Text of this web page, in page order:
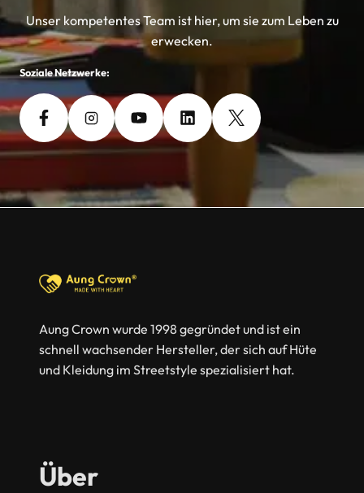
Unser kompetentes Team ist hier, um sie zum Leben zu
erwecken.
Soziale Netzwerke:
Aung Crown wurde 1998 gegründet und ist ein
schnell wachsender Hersteller, der sich auf Hüte
und Kleidung im Streetstyle spezialisiert hat.
Über